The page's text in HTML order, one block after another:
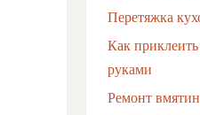
Перетяжка
Как
руками
Ремонт